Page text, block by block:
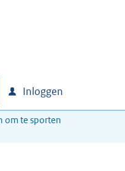
Inloggen
om te sporten